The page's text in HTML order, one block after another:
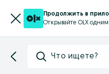
Продолжить в
Открывайте OLX
Что ищете?